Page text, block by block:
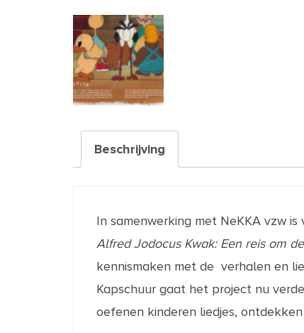
Beschrijving
In samenwerking met NeKKA vzw
Alfred Jodocus Kwak: Een reis om
kennismaken met de verhalen en
Kapschuur gaat het project nu
oefenen kinderen liedjes,